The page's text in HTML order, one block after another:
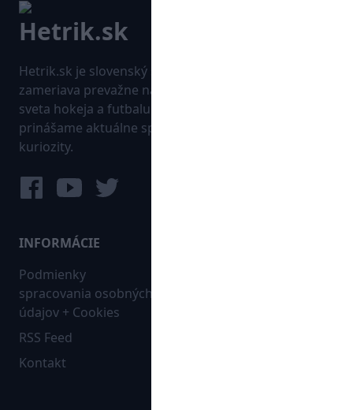
Hetrik.sk je slovenský športový portál, ktorý sa
zameriava prevažne na najnovšie informácie zo
sveta hokeja a futbalu. Pravidelne na dennej báze
prinášame aktuálne správy, góly, zaujímavosti a
kuriozity.
INFORMÁCIE
Podmienky
spracovania osobných
údajov + Cookies
RSS Feed
Kontakt